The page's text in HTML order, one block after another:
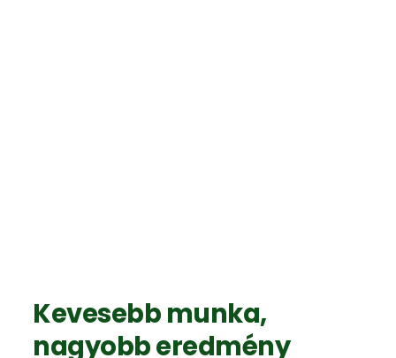
Kevesebb munka,
nagyobb eredmény